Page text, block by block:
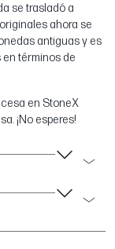
se trasladó a
ahora se
antiguas y es
términos de
en StoneX
¡No esperes!